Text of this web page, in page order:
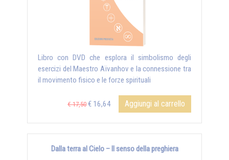
Libro con DVD che esplora il simbolismo degli
esercizi del Maestro Aïvanhov e la connessione tra
il movimento fisico e le forze spirituali
€ 17,50 € 16,64 Aggiungi al carrello
Dalla terra al Cielo – Il senso della preghiera